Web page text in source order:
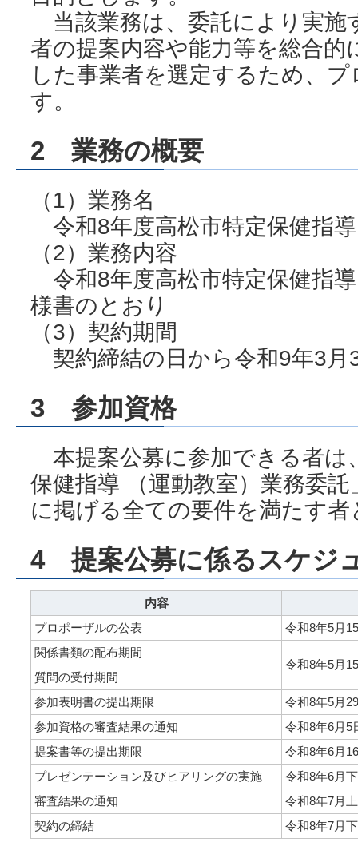
当該業務は、委託により実施
者の提案内容や能力等を総合的
した事業者を選定するため、
す。
2 業務の概要
（1）業務名
令和8年度高松市特定保健指
（2）業務内容
令和8年度高松市特定保健指
様書のとおり
（3）契約期間
契約締結の日から令和9年3月
3 参加資格
本提案公募に参加できる者は
保健指導 （運動教室）業務委
に掲げる全ての要件を満たす
4 提案公募に係るスケジ
内容
プロポーザルの公表
令和8年5月
関係書類の配布期間
令和8年5月
質問の受付期間
参加表明書の提出期限
令和8年5月
参加資格の審査結果の通知
令和8年6月5
提案書等の提出期限
令和8年6月
プレゼンテーション及びヒアリングの実施
令和8年6月
審査結果の通知
令和8年7月
契約の締結
令和8年7月